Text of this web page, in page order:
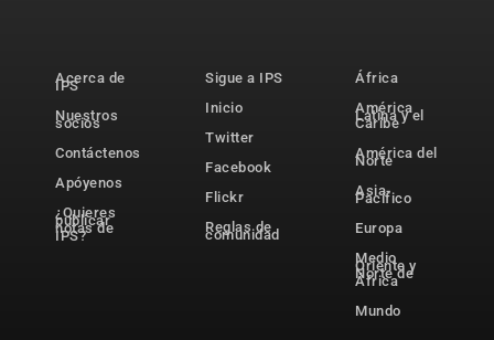
Acerca de
IPS
Nuestros
socios
Contáctenos
Apóyenos
¿Quieres
publicar
notas de
IPS?
Sigue a IPS
Inicio
Twitter
Facebook
Flickr
Reglas de
comunidad
África
América
Latina y el
Caribe
América del
Norte
Asia-
Pacífico
Europa
Medio
Oriente y
Norte de
África
Mundo